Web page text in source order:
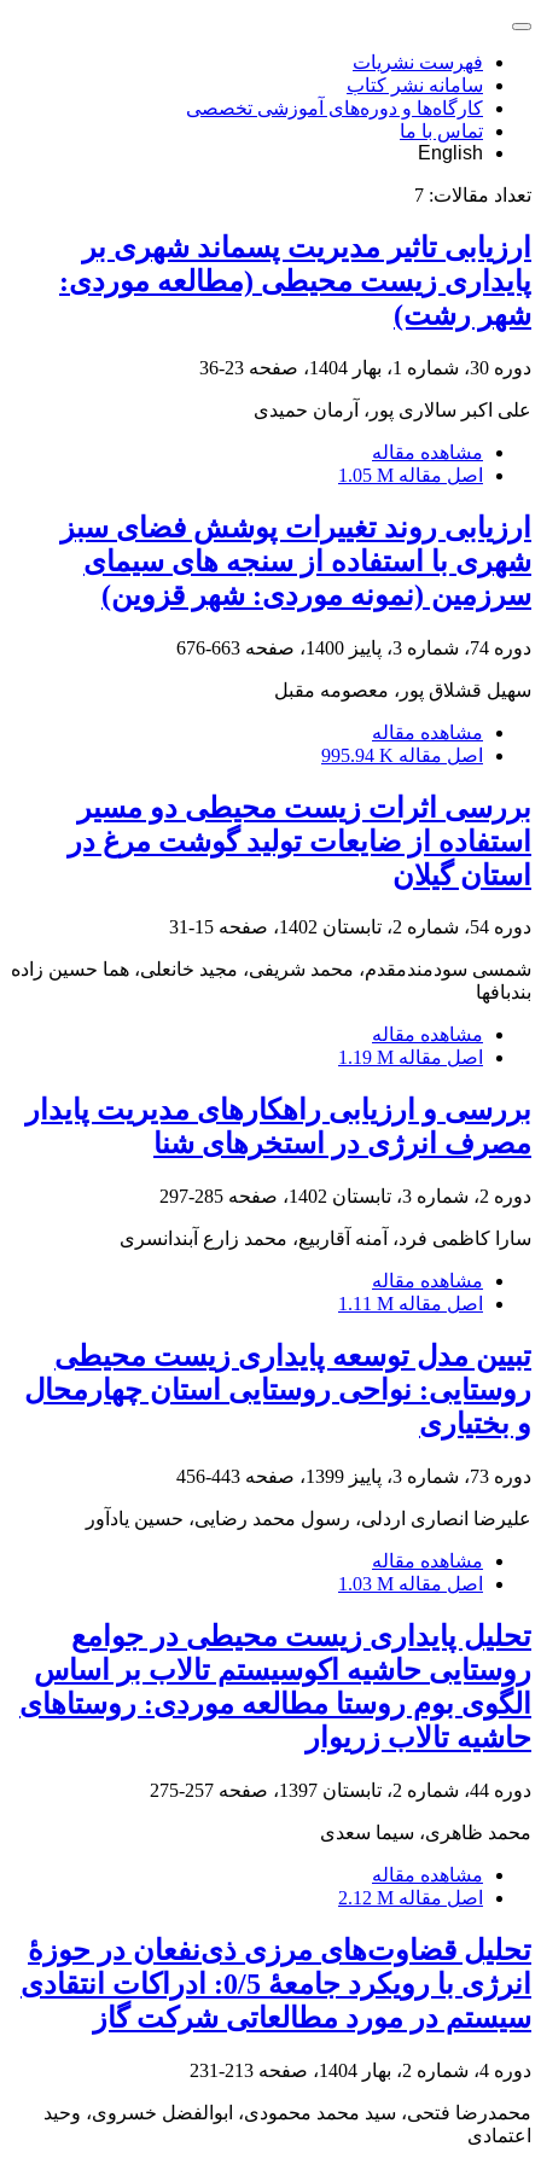
فهرست نشریات
سامانه نشر کتاب
کارگاه‌ها و دوره‌های آموزشی تخصصی
تماس با ما
English
تعداد مقالات: 7
ارزیابی تاثیر مدیریت پسماند شهری بر
پایداری زیست محیطی (مطالعه موردی:
شهر رشت)
دوره 30، شماره 1، بهار 1404، صفحه 23-36
علی اکبر سالاری پور، آرمان حمیدی
مشاهده مقاله
اصل مقاله 1.05 M
ارزیابی روند تغییرات پوشش فضای سبز
شهری با استفاده از سنجه های سیمای
سرزمین (نمونه موردی: شهر قزوین)
دوره 74، شماره 3، پاییز 1400، صفحه 663-676
سهیل قشلاق پور، معصومه مقبل
مشاهده مقاله
اصل مقاله 995.94 K
بررسی اثرات زیست محیطی دو مسیر
استفاده از ضایعات تولید گوشت مرغ در
استان گیلان
دوره 54، شماره 2، تابستان 1402، صفحه 15-31
شمسی سودمندمقدم، محمد شریفی، مجید خانعلی، هما حسین زاده
بندبافها
مشاهده مقاله
اصل مقاله 1.19 M
بررسی و ارزیابی راهکارهای مدیریت پایدار
مصرف انرژی در استخرهای شنا
دوره 2، شماره 3، تابستان 1402، صفحه 285-297
سارا کاظمی فرد، آمنه آقاربیع، محمد زارع آبندانسری
مشاهده مقاله
اصل مقاله 1.11 M
تبیین مدل توسعه پایداری زیست محیطی
روستایی: نواحی روستایی استان چهار‌محال
و ‌بختیاری
دوره 73، شماره 3، پاییز 1399، صفحه 443-456
علیرضا انصاری اردلی، رسول محمد رضایی، حسین یادآور
مشاهده مقاله
اصل مقاله 1.03 M
تحلیل پایداری زیست محیطی در جوامع
روستایی حاشیه اکوسیستم تالاب بر اساس
الگوی بوم روستا مطالعه موردی: روستاهای
حاشیه تالاب زریوار
دوره 44، شماره 2، تابستان 1397، صفحه 257-275
محمد ظاهری، سیما سعدی
مشاهده مقاله
اصل مقاله 2.12 M
تحلیل قضاوت‌های مرزی ذی‌نفعان در حوزۀ
انرژی با رویکرد جامعۀ 0/5: ادراکات انتقادی
سیستم در مورد مطالعاتی شرکت گاز
دوره 4، شماره 2، بهار 1404، صفحه 213-231
محمدرضا فتحی، سید محمد محمودی، ابوالفضل خسروی، وحید
اعتمادی